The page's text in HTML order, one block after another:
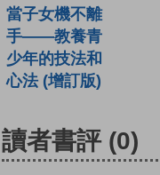
當子女機不離
手——教養青
少年的技法和
心法 (增訂版)
讀者書評 (0)